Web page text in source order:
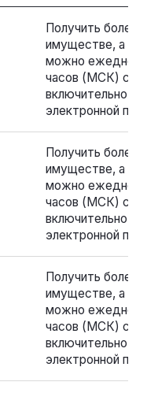
Получить
имуществе, а
можно
часов (МСК) с
включительно,
электронной
Получить
имуществе, а
можно
часов (МСК) с
включительно,
электронной
Получить
имуществе, а
можно
часов (МСК) с
включительно,
электронной